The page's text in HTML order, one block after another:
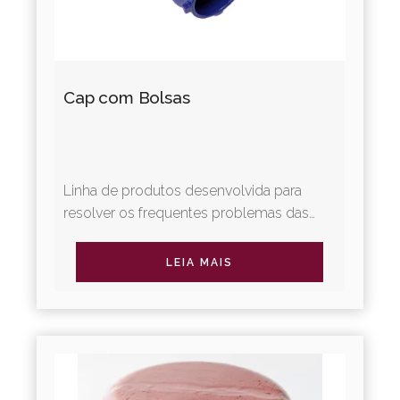
Cap com Bolsas
Linha de produtos desenvolvida para
resolver os frequentes problemas das
linha de conexões Klikso, fabricada...
LEIA MAIS